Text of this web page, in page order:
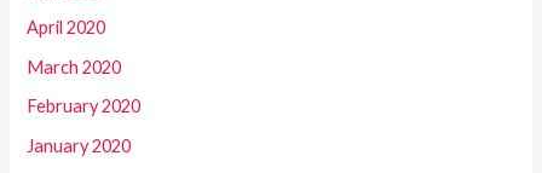
April 2020
March 2020
February 2020
January 2020